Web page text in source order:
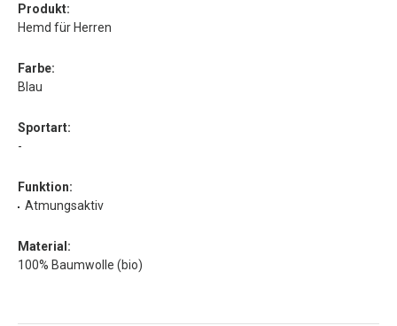
Produkt:
Hemd für Herren
Farbe:
Blau
Sportart:
-
Funktion:
Atmungsaktiv
Material:
100% Baumwolle (bio)